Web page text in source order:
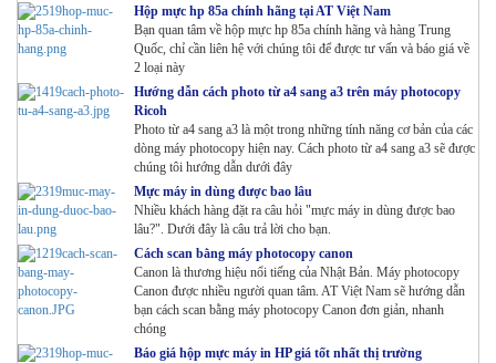
Hộp mực hp 85a chính hãng tại AT Việt Nam
Bạn quan tâm về hộp mực hp 85a chính hãng và hàng Trung
Quốc, chỉ cần liên hệ với chúng tôi để được tư vấn và báo giá về
2 loại này
Hướng dẫn cách photo từ a4 sang a3 trên máy photocopy
Ricoh
Photo từ a4 sang a3 là một trong những tính năng cơ bản của các
dòng máy photocopy hiện nay. Cách photo từ a4 sang a3 sẽ được
chúng tôi hướng dẫn dưới đây
Mực máy in dùng được bao lâu
Nhiều khách hàng đặt ra câu hỏi "mực máy in dùng được bao
lâu?". Dưới đây là câu trả lời cho bạn.
Cách scan bằng máy photocopy canon
Canon là thương hiệu nổi tiếng của Nhật Bản. Máy photocopy
Canon được nhiều người quan tâm. AT Việt Nam sẽ hướng dẫn
bạn cách scan bằng máy photocopy Canon đơn giản, nhanh
chóng
Báo giá hộp mực máy in HP giá tốt nhất thị trường